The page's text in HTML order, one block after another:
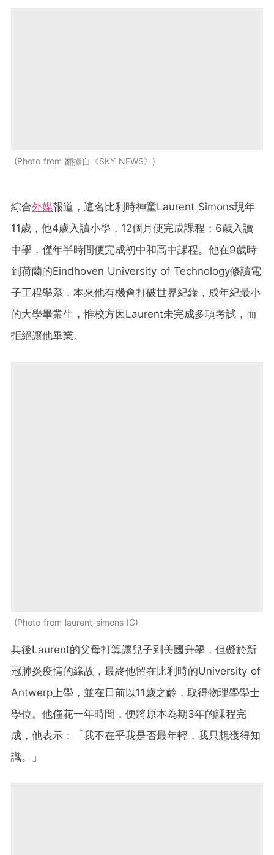
Photo from 翻攝自《SKY NEWS》
綜合外媒報道，這名比利時神童Laurent Simons現年
11歲，他4歲入讀小學，12個月便完成課程；6歲入讀
中學，僅年半時間便完成初中和高中課程。他在9歲時
到荷蘭的Eindhoven University of Technology修讀電
子工程學系，本來他有機會打破世界紀錄，成年紀最小
的大學畢業生，惟校方因Laurent未完成多項考試，而
拒絕讓他畢業。
Photo from laurent_simons IG
其後Laurent的父母打算讓兒子到美國升學，但礙於新
冠肺炎疫情的緣故，最終他留在比利時的University of
Antwerp上學，並在日前以11歲之齡，取得物理學學士
學位。他僅花一年時間，便將原本為期3年的課程完
成，他表示：「我不在乎我是否最年輕，我只想獲得知
識。」